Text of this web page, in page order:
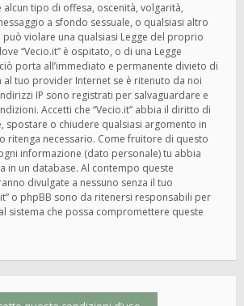
alcun tipo di offesa, oscenità, volgarità,
a sfondo sessuale, o qualsiasi altro
violare una qualsiasi Legge del proprio
“Vecio.it” è ospitato, o di una Legge
porta all’immediato e permanente divieto di
al tuo provider Internet se è ritenuto da noi
IP sono registrati per salvaguardare e
Accetti che “Vecio.it” abbia il diritto di
spostare o chiudere qualsiasi argomento in
ritenga necessario. Come fruitore di questo
informazione (dato personale) tu abbia
in un database. Al contempo queste
divulgate a nessuno senza il tuo
o phpBB sono da ritenersi responsabili per
sistema che possa compromettere queste